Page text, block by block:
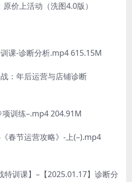
价上活动（洗图4.0版）
课-诊断分析.mp4 615.15M
：年后运营与店铺诊断
项训练–.mp4 204.91M
春节运营攻略》-上(–).mp4
特训课】–【2025.01.17】诊断分